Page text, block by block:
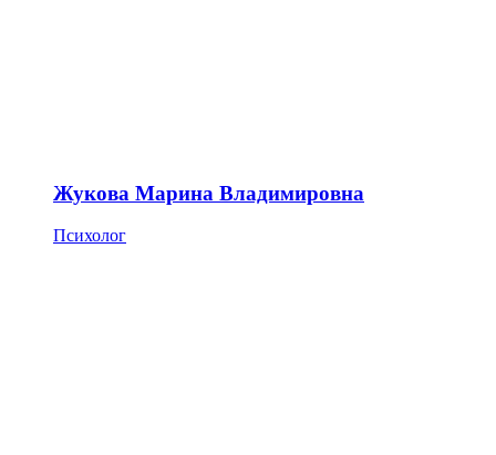
Жукова Марина Владимировна
Психолог